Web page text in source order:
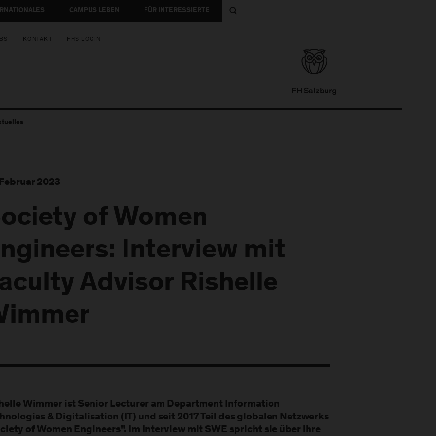
CAMPUS LEBEN FÜR INTERESSIERTE
KONTAKT FHS LOGIN
2023
of Women
Interview mit
Advisor Rishelle
Wimmer ist Senior Lecturer am Department Information
& Digitalisation (IT) und seit 2017 Teil des globalen Netzwerks
of Women Engineers". Im Interview mit SWE spricht sie über ihre